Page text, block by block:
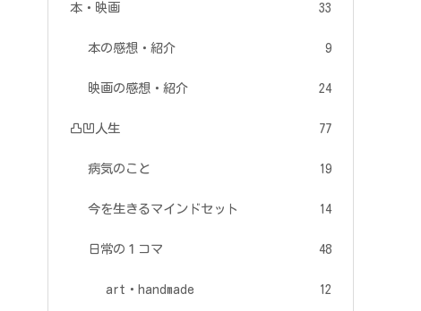
本・映画 33
本の感想・紹介 9
映画の感想・紹介 24
凸凹人生 77
病気のこと 19
今を生きるマインドセット 14
日常の１コマ 48
art・handmade 12